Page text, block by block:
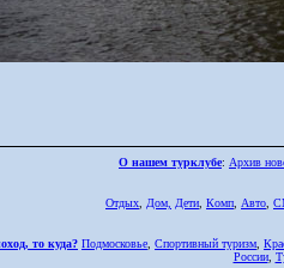
О нашем турклубе: Архив
Отдых Дом, Дети Комп Авто
то куда? Подмосковье Спортивный туризм
России,